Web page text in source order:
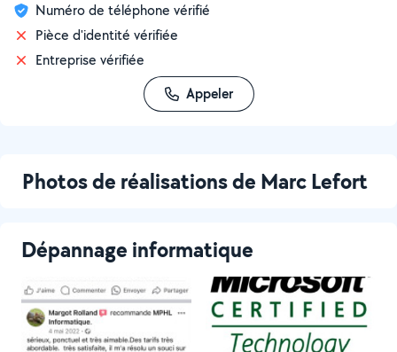
Numéro de téléphone vérifié
Pièce d'identité vérifiée
Entreprise vérifiée
Appeler
Photos de réalisations de Marc Lefort
Dépannage informatique